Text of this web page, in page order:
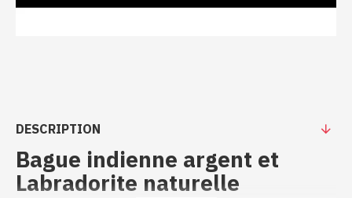
DESCRIPTION
Bague indienne argent et
Labradorite naturelle